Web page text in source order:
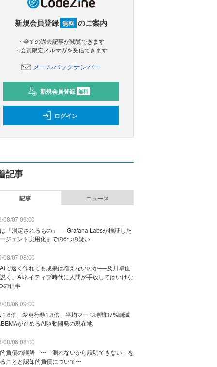
新規会員登録 無料 のご案内
・全ての過去記事が閲覧できます
・会員限定メルマガを受信できます
メールバックナンバー
新規会員登録 無料
ログイン
記事
記事 ニュース
08/07 09:00
「測定されるもの」──Grafana Labsが検証した
ジェント実用化までの6つの疑い
08/07 08:00
で速く作れても成果は増えないのか──及川卓也
く、AIネイティブ時代に人間が手放してはいけな
の仕事
08/06 09:00
1.6倍、変更行数1.8倍、平均マージ時間37%削減
が進めるAI駆動開発の現在地
08/06 08:00
負債の誤解 〜「測れないから説明できない」を
ことと認知的負債について〜